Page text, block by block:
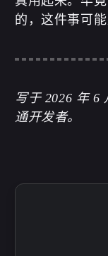
的，这件事可
写于 2026 年 6
通开发者。